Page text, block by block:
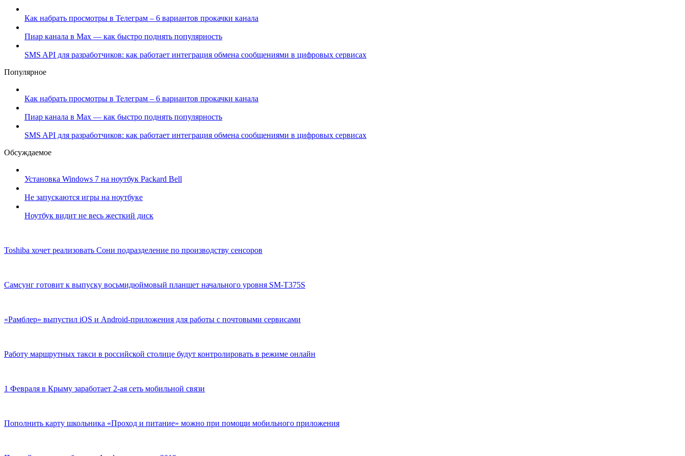
Как набрать просмотры в Телеграм – 6 вариантов прокачки канала
Пиар канала в Max — как быстро поднять популярность
SMS API для разработчиков: как работает интеграция обмена сообщениями в цифровых сервисах
Популярное
Как набрать просмотры в Телеграм – 6 вариантов прокачки канала
Пиар канала в Max — как быстро поднять популярность
SMS API для разработчиков: как работает интеграция обмена сообщениями в цифровых сервисах
Обсуждаемое
Установка Windows 7 на ноутбук Packard Bell
Не запускаются игры на ноутбуке
Ноутбук видит не весь жесткий диск
Toshiba хочет реализовать Сони подразделение по производству сенсоров
Самсунг готовит к выпуску восьмидюймовый планшет начального уровня SM-T375S
«Рамблер» выпустил iOS и Android-приложения для работы с почтовыми сервисами
Работу маршрутных такси в российской столице будут контролировать в режиме онлайн
1 Февраля в Крыму заработает 2-ая сеть мобильной связи
Пополнить карту школьника «Проход и питание» можно при помощи мобильного приложения